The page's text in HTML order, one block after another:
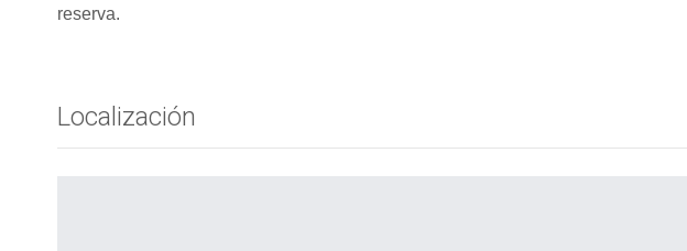
reserva.
Localización